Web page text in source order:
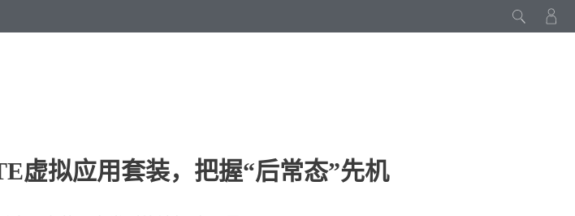
拟应用套装，把握“后常态”先机